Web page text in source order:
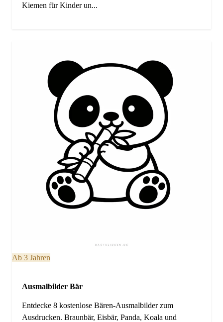
Kiemen für Kinder un...
Ab 3 Jahren
Ausmalbilder Bär
Entdecke 8 kostenlose Bären-Ausmalbilder zum
Ausdrucken. Braunbär, Eisbär, Panda, Koala und